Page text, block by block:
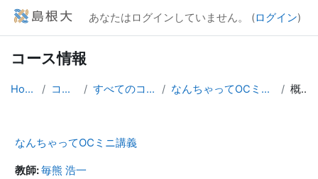
メインコンテンツへスキップする
あなたはログインしていません。 (ログイン)
コース情報
Home コース すべてのコース なんちゃってOCミニ講義 概要
なんちゃってOCミニ講義
教師:毎熊 浩一